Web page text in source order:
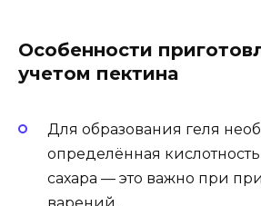
Особенности
учетом пектина
Для образования геля
определённая
сахара — это важно при